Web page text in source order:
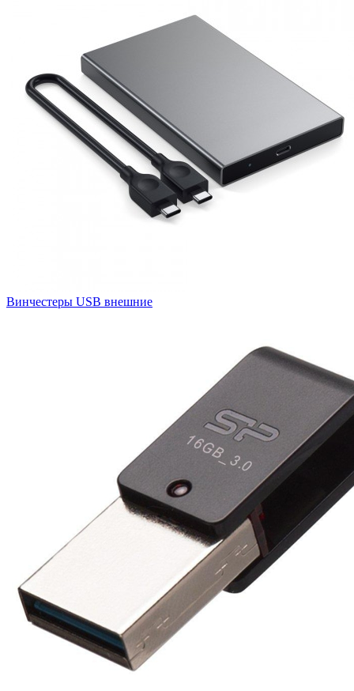
Винчестеры USB внешние